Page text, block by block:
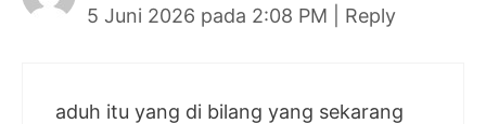
5 Juni 2026 pada 2:08 PM
Reply
aduh itu yang di bilang yang sekarang